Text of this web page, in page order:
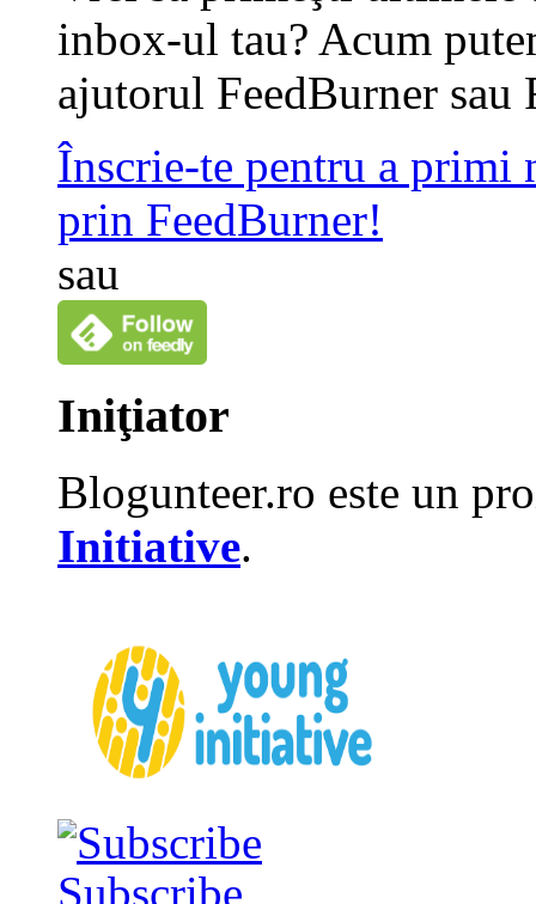
inbox-ul tau? Acum
ajutorul FeedBurner sau
Înscrie-te pentru a primi
prin FeedBurner!
sau
Iniţiator
Blogunteer.ro este un
Initiative.
Subscribe